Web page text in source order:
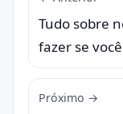
Tudo sobre
fazer se
Próximo →